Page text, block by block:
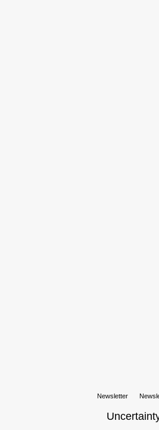
Newsletter